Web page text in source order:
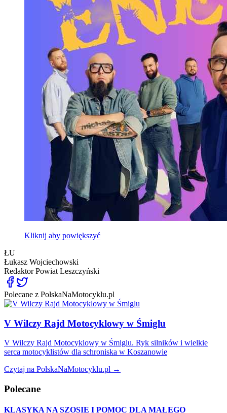
Kliknij aby powiększyć
ŁU
Łukasz Wojciechowski
RedaktorPowiat Leszczyński
Polecane z PolskaNaMotocyklu.pl
V Wilczy Rajd Motocyklowy w Śmiglu
V Wilczy Rajd Motocyklowy w Śmiglu. Ryk silników i wielkie
serca motocyklistów dla schroniska w Koszanowie
Czytaj na PolskaNaMotocyklu.pl →
Polecane
KLASYKA NA SZOSIE I POMOC DLA MAŁEGO